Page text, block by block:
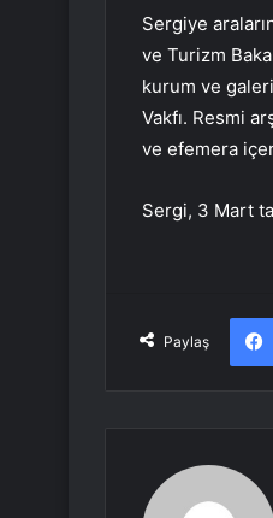
Sergiye
ve Turizm
kurum ve
Vakfı. Resmi
ve efemera
Sergi, 3 Mart
Paylaş